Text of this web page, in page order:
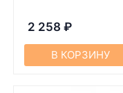
2 258 ₽
В КОРЗИНУ